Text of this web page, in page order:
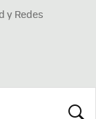
y Redes